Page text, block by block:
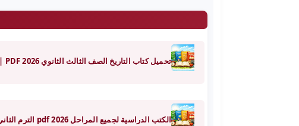
تحميل كتاب التاريخ الصف الثالث الثانوي 2026 PDF | كتاب الوزارة الرسمى
الكتب الدراسية لجميع المراحل pdf 2026 الترم الثاني | تحميل مباشر من وزارة التربية والتعليم